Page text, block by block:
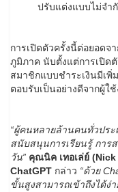
ปรับแต่งแบบไม่จำ
การเปิดตัวครั้งนี้ต่อยอดจ
ภูมิภาค นับตั้งแต่การเปิด
สมาชิกแบบชำระเงินมีเพิ่
ตอบรับเป็นอย่างดีจากผู้ใ
“ผู้คนหลายล้านคนทั่วประ
สนับสนุนการเรียนรู้ การ
วัน” คุณนิค เทอเล่ย์ (Nick
ChatGPT กล่าว “ด้วย
ขั้นสูงสามารถเข้าถึงได้ง่